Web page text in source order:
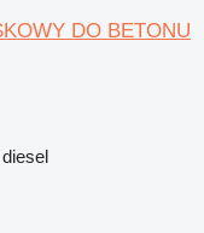
DO BETONU
diesel